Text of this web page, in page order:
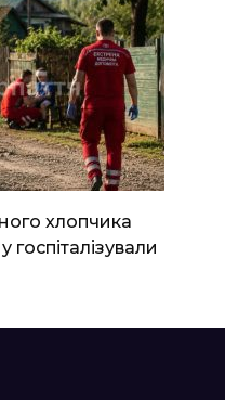
хлопчика
госпіталізували